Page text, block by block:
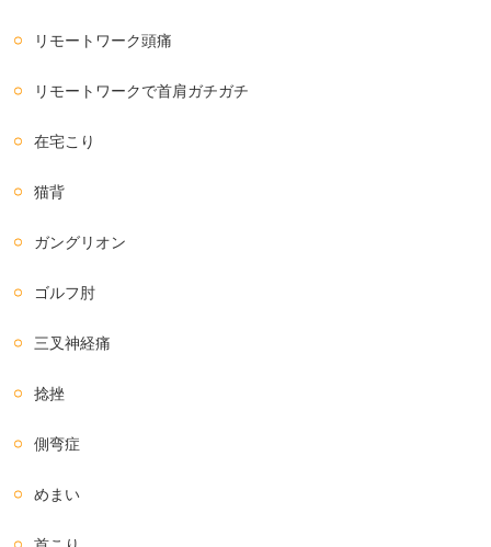
リモートワーク頭痛
リモートワークで首肩ガチガチ
在宅こり
猫背
ガングリオン
ゴルフ肘
三叉神経痛
捻挫
側弯症
めまい